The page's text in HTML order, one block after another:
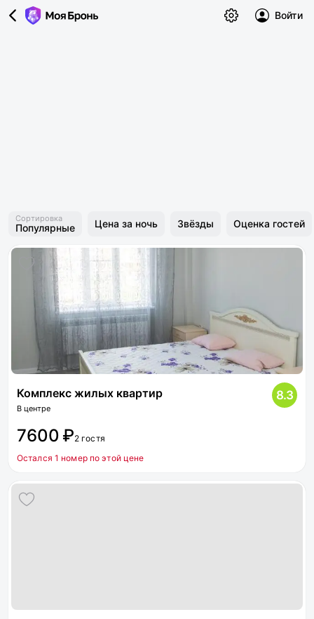
Войти
Сортировка
Популярные Цена за ночь Звёзды Оценка гостей
Комплекс жилых квартир
В центре
8.3
7600 ₽2 гостя
Остался 1 номер по этой цене